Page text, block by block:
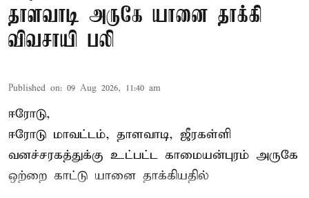
தாளவாடி அருகே யானை தாக்கி
விவசாயி பலி
Published on: 09 Aug 2026, 11:40 am
ஈரோடு,
ஈரோடு மாவட்டம், தாளவாடி, ஜீரகள்ளி
வனச்சரகத்துக்கு உட்பட்ட காமையன்புரம் அருகே
ஒற்றை காட்டு யானை தாக்கியதில்